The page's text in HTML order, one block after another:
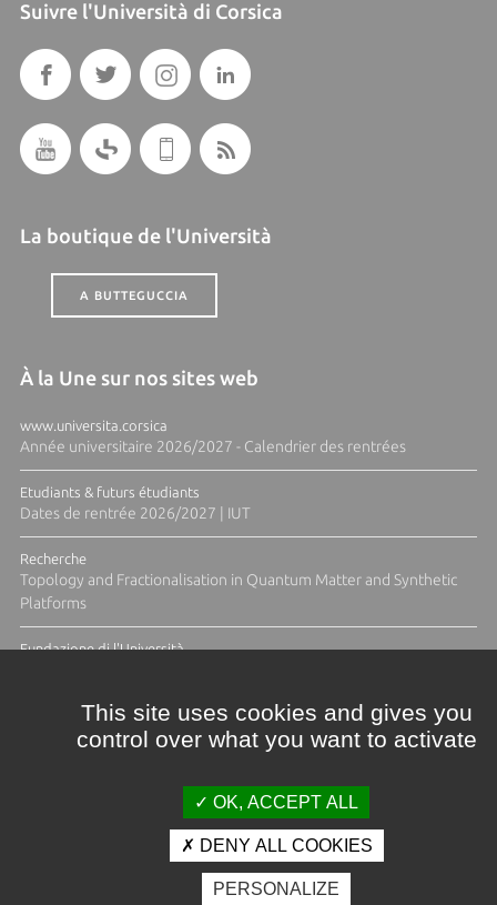
Suivre l'Università di Corsica
La boutique de l'Università
A BUTTEGUCCIA
À la Une sur nos sites web
www.universita.corsica
Année universitaire 2026/2027 - Calendrier des rentrées
Etudiants & futurs étudiants
Dates de rentrée 2026/2027 | IUT
Recherche
Topology and Fractionalisation in Quantum Matter and Synthetic
Platforms
Fundazione di l'Università
Crédits et mentions légales
Espace presse Photothèque
This site uses cookies and gives you
control over what you want to activate
OK, ACCEPT ALL
DENY ALL COOKIES
PERSONALIZE